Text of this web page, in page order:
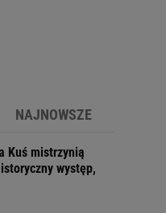
NAJNOWSZE
Kuś mistrzynią
występ,